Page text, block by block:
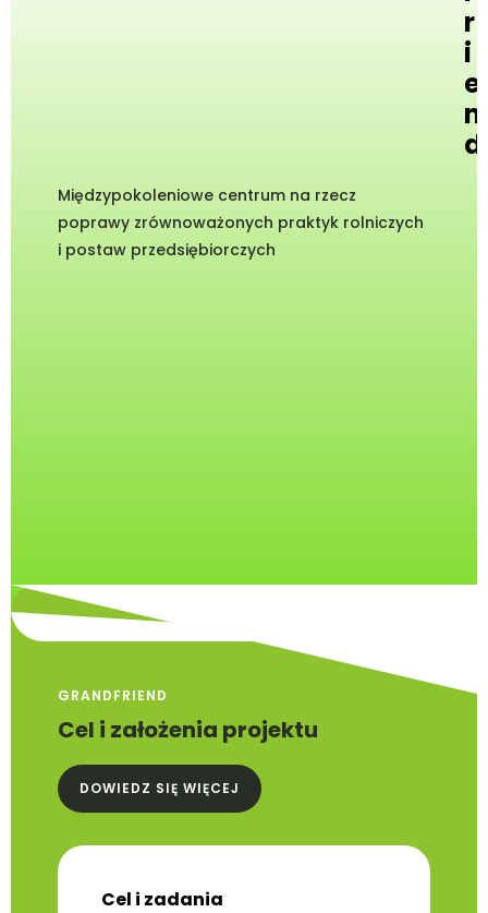
r
i
e
n
d
Międzypokoleniowe centrum na rzecz
poprawy zrównoważonych praktyk rolniczych
i postaw przedsiębiorczych
GRANDFRIEND
Cel i założenia projektu
DOWIEDZ SIĘ WIĘCEJ
Cel i zadania